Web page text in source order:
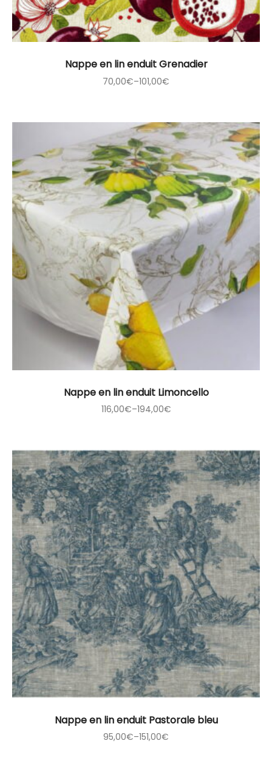
Nappe en lin enduit Grenadier
70,00€–101,00€
Nappe en lin enduit Limoncello
116,00€–194,00€
Nappe en lin enduit Pastorale bleu
95,00€–151,00€